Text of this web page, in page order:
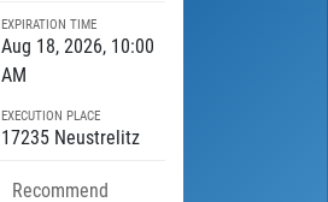
EXPIRATION TIME
Aug 18, 2026, 10:00
AM
EXECUTION PLACE
17235 Neustrelitz
Recommend